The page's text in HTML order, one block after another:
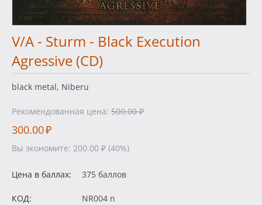
V/A - Sturm - Black Execution
Agressive (CD)
black metal, Niberu
Рекомендованная цена: 500.00 ₽
300.00₽
Вы экономите: 200.00 ₽ (40%)
Цена в баллах: 375 баллов
КОД:
NR004 n